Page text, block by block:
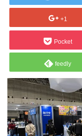
+1
Pocket
feedly